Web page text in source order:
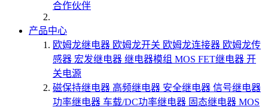
合作伙伴
产品中心
欧姆龙继电器 欧姆龙开关 欧姆龙连接器 欧姆龙传
感器 宏发继电器 继电器模组 MOS FET继电器 开
关电源
磁保持继电器 高频继电器 安全继电器 信号继电器
功率继电器 车载/DC功率继电器 固态继电器 MOS